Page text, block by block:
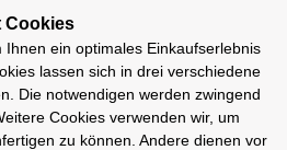
Filialen
Cookies
ein optimales Einkaufserlebnis
lassen sich in drei verschiedene
Die notwendigen werden zwingend
Cookies verwenden wir, um
zu können. Andere dienen vor